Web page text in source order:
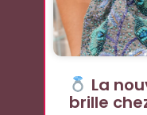
La
brille